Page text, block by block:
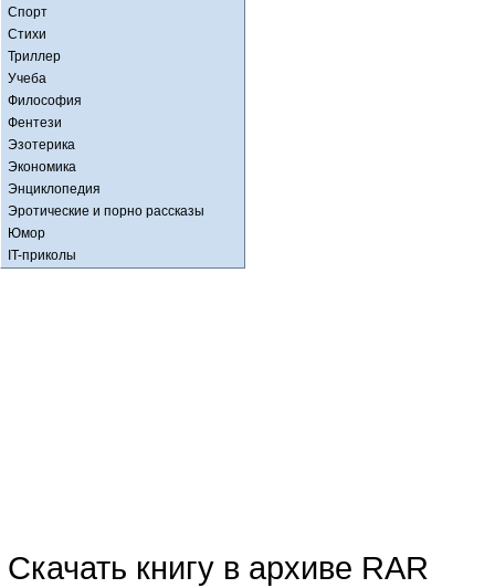
Спорт
Стихи
Триллер
Учеба
Философия
Фентези
Эзотерика
Экономика
Энциклопедия
Эротические и порно рассказы
Юмор
IT-приколы
Скачать книгу в архиве RAR